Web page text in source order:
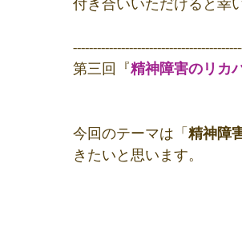
付き合いいただけると幸
第三回『精神障害のリカ
今回のテーマは「 精神障
きたいと思います。